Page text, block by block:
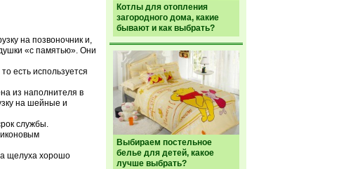
Котлы для отопления
загородного дома, какие
бывают и как выбрать?
Выбираем постельное
белье для детей, какое
лучше выбрать?
на позвоночник и,
«с памятью». Они
есть используется
из наполнителя в
на шейные и
службы.
щелуха хорошо